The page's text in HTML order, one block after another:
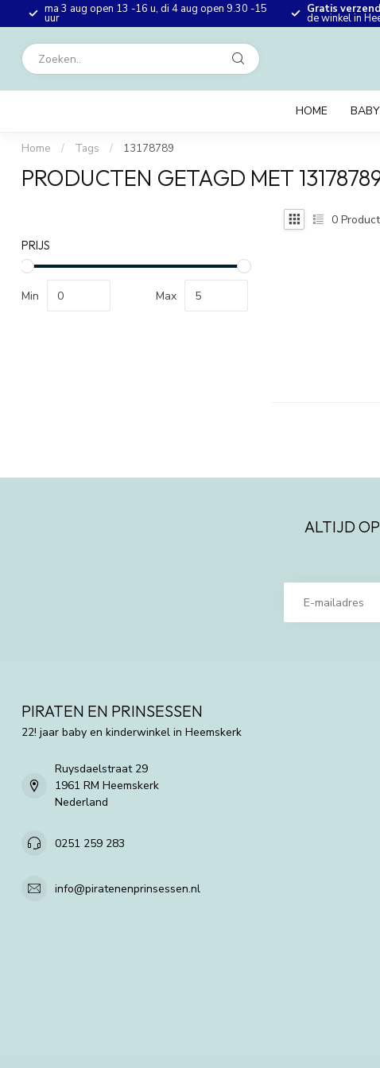
ma 3 aug open 13 -16 u, di 4 aug open 9.30 -15
uur
Gratis
de winkel in
HOME BABY
Home / Tags / 13178789
PRODUCTEN GETAGD MET
PRIJS
Min Max
0
ALTIJD
PIRATEN EN PRINSESSEN
22! jaar baby en kinderwinkel in Heemskerk
Ruysdaelstraat 29
1961 RM Heemskerk
Nederland
0251 259 283
info@piratenenprinsessen.nl